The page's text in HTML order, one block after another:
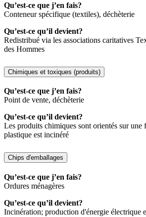
Qu’est-ce que j’en fais?
Conteneur spécifique (textiles), déchèterie
Qu’est-ce qu’il devient?
Redistribué via les associations caritatives
des Hommes
Chimiques et toxiques (produits)
Qu’est-ce que j’en fais?
Point de vente, déchèterie
Qu’est-ce qu’il devient?
Les produits chimiques sont orientés sur une
plastique est incinéré
Chips d'emballages
Qu’est-ce que j’en fais?
Ordures ménagères
Qu’est-ce qu’il devient?
Incinération; production d'énergie électrique